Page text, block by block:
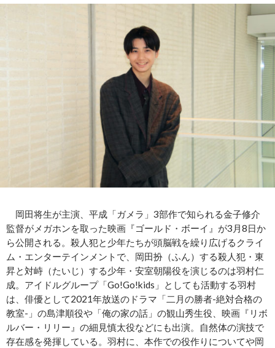
岡田将生が主演、平成「ガメラ」3部作で知られる金子修介
監督がメガホンを取った映画『ゴールド・ボーイ』が3月8日か
ら公開される。殺人犯と少年たちが頭脳戦を繰り広げるクライ
ム・エンターテインメントで、岡田扮（ふん）する殺人犯・東
昇と対峙（たいじ）する少年・安室朝陽役を演じるのは羽村仁
成。アイドルグループ「Go!Go!kids」としても活動する羽村
は、俳優として2021年放送のドラマ「二月の勝者-絶対合格の
教室-」の島津順役や「俺の家の話」の観山秀生役、映画『リボ
ルバー・リリー』の細見慎太役などにも出演。自然体の演技で
存在感を発揮している。羽村に、本作での役作りについてや岡